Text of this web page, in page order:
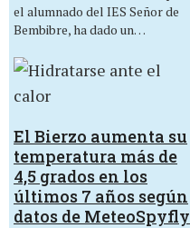
el alumnado del IES Señor de
Bembibre, ha dado un…
El Bierzo aumenta su
temperatura más de
4,5 grados en los
últimos 7 años según
datos de MeteoSpyfly